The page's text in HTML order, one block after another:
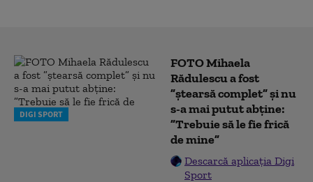
DIGI SPORT
FOTO Mihaela
Rădulescu a fost
”ștearsă complet” și nu
s-a mai putut abține:
”Trebuie să le fie frică
de mine”
Descarcă aplicația Digi
Sport